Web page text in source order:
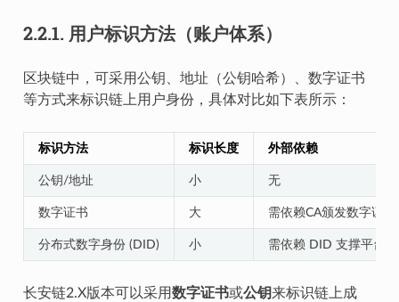
2.2.1. 用户标识方法（账户体系）
区块链中，可采用公钥、地址（公钥哈希）、数字证书
等方式来标识链上用户身份，具体对比如下表所示：
标识方法 标识长度 外部依赖
公钥/地址 小 无
数字证书 大 需依赖CA颁发数字证书
分布式数字身份 (DID) 小 需依赖 DID 支撑平台
长安链2.X版本可以采用数字证书或公钥来标识链上成